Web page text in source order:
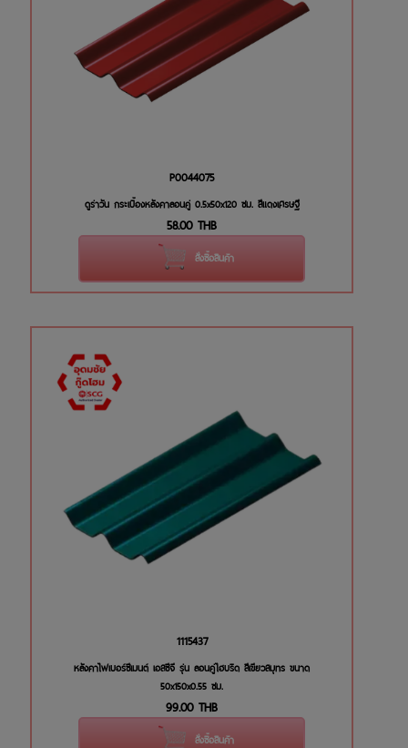
P0044075
ดูร่าวัน กระเบื้องหลังคาลอนคู่ 0.5x50x120 ซม. สีแดงเศรษฐี
58.00 THB
สั่งซื้อสินค้า
1115437
หลังคาไฟเบอร์ซีเมนต์ เอสซีจี รุ่น ลอนคู่ไฮบริด สีเขียวสมุทร ขนาด
50x150x0.55 ซม.
99.00 THB
สั่งซื้อสินค้า